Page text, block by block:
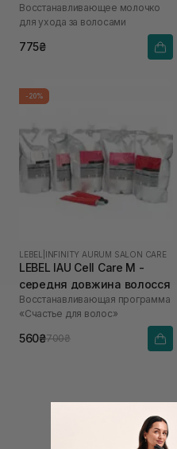
Восстанавливающее молочко
для ухода за волосами
775₴
-20%
LEBEL INFINITY AURUM SALON CARE
LEBEL IAU Cell Care М -
середня довжина волосся
Восстанавливающая программа
«Счастье для волос»
560₴700₴